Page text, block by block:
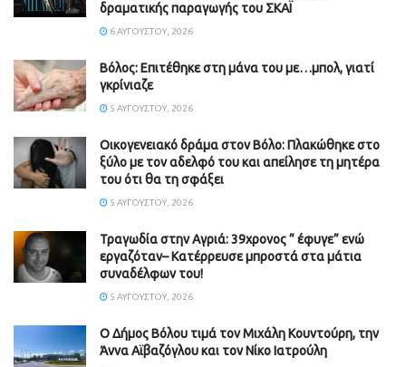
δραματικής παραγωγής του ΣΚΑΪ
6 ΑΥΓΟΎΣΤΟΥ, 2026
Βόλος: Επιτέθηκε στη μάνα του με…μπολ, γιατί
γκρίνιαζε
5 ΑΥΓΟΎΣΤΟΥ, 2026
Οικογενειακό δράμα στον Βόλο: Πλακώθηκε στο
ξύλο με τον αδελφό του και απείλησε τη μητέρα
του ότι θα τη σφάξει
5 ΑΥΓΟΎΣΤΟΥ, 2026
Τραγωδία στην Αγριά: 39χρονος ” έφυγε” ενώ
εργαζόταν– Κατέρρευσε μπροστά στα μάτια
συναδέλφων του!
5 ΑΥΓΟΎΣΤΟΥ, 2026
Ο Δήμος Βόλου τιμά τον Μιχάλη Κουντούρη, την
Άννα Αϊβαζόγλου και τον Νίκο Ιατρούλη